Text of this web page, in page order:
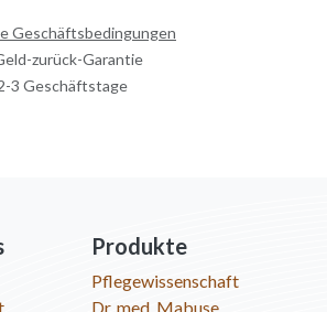
Geschäftsbedingungen
zurück-Garantie
3 Geschäftstage
Produkte
Pflegewissenschaft
Dr. med. Mabuse